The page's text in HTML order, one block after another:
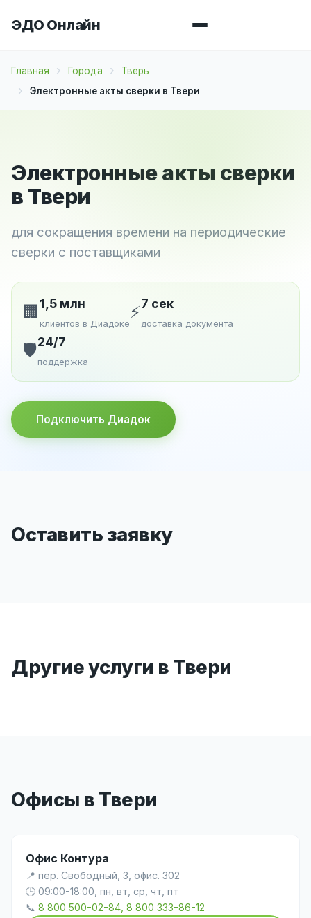
ЭДО Онлайн
Главная Города
Тверь
Электронные акты сверки в Твери
Электронные акты сверки
в Твери
для сокращения времени на периодические
сверки с поставщиками
🏢 1,5 млн
клиентов в Диадоке
⚡7 сек
доставка документа
🛡️24/7
поддержка
Подключить Диадок
Оставить заявку
Другие услуги в Твери
Офисы в Твери
Офис Контура
📍 пер. Свободный, 3, офис. 302
🕒 09:00-18:00, пн, вт, ср, чт, пт
📞 8 800 500-02-84, 8 800 333-86-12